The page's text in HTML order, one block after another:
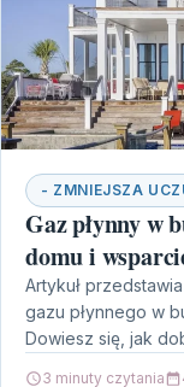
- ZMNIEJSZA
Gaz płynny w
domu i
Artykuł
gazu płynnego w
Dowiesz się, jak
3 minuty czytania